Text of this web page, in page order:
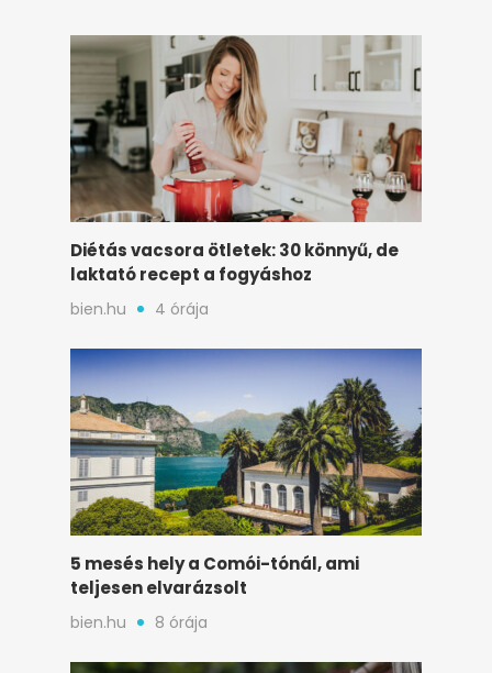
Diétás vacsora ötletek: 30 könnyű, de
laktató recept a fogyáshoz
bien.hu 4 órája
5 mesés hely a Comói-tónál, ami
teljesen elvarázsolt
bien.hu 8 órája